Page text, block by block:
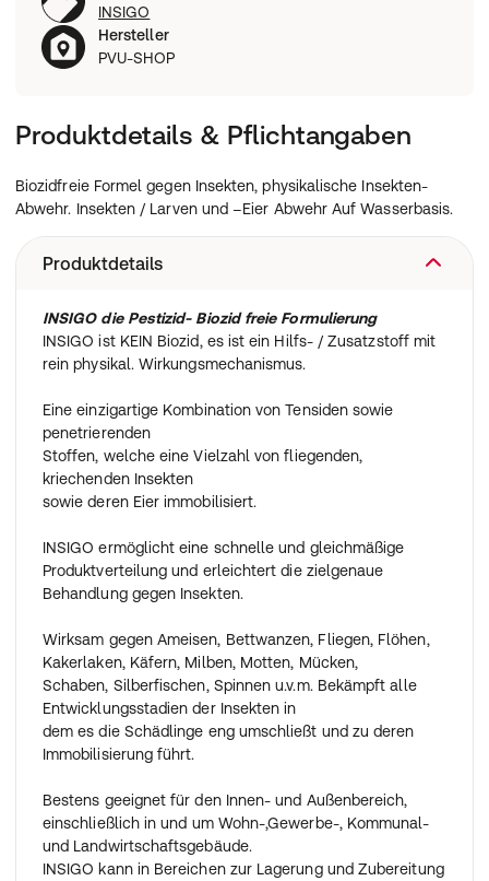
INSIGO
Hersteller
PVU-SHOP
Produktdetails & Pflichtangaben
Biozidfreie Formel gegen Insekten, physikalische Insekten-
Abwehr. Insekten / Larven und –Eier Abwehr Auf Wasserbasis.
Produktdetails
INSIGO die Pestizid- Biozid freie Formulierung
INSIGO ist KEIN Biozid, es ist ein Hilfs- / Zusatzstoff mit
rein physikal. Wirkungsmechanismus.
Eine einzigartige Kombination von Tensiden sowie
penetrierenden
Stoffen, welche eine Vielzahl von fliegenden,
kriechenden Insekten
sowie deren Eier immobilisiert.
INSIGO ermöglicht eine schnelle und gleichmäßige
Produktverteilung und erleichtert die zielgenaue
Behandlung gegen Insekten.
Wirksam gegen Ameisen, Bettwanzen, Fliegen, Flöhen,
Kakerlaken, Käfern, Milben, Motten, Mücken,
Schaben, Silberfischen, Spinnen u.v.m. Bekämpft alle
Entwicklungsstadien der Insekten in
dem es die Schädlinge eng umschließt und zu deren
Immobilisierung führt.
Bestens geeignet für den Innen- und Außenbereich,
einschließlich in und um Wohn-,Gewerbe-, Kommunal-
und Landwirtschaftsgebäude.
INSIGO kann in Bereichen zur Lagerung und Zubereitung